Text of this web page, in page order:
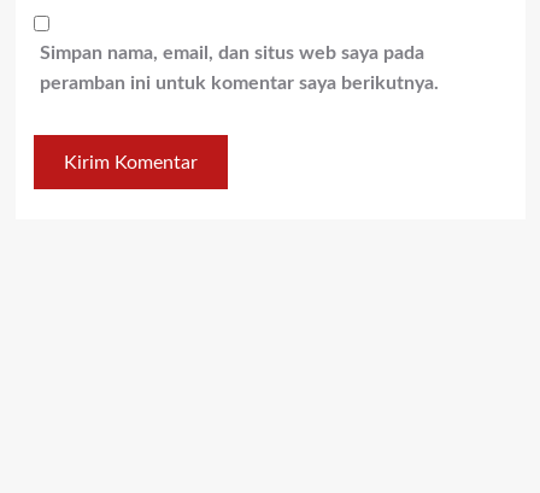
Simpan nama, email, dan situs web saya pada
peramban ini untuk komentar saya berikutnya.